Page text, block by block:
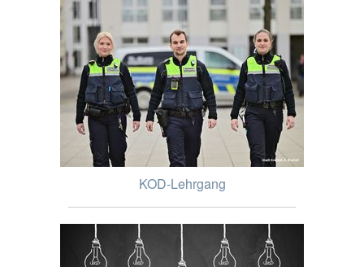
KOD-Lehrgang